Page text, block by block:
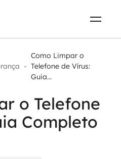
CONTATO
-
Como Limpar o
Telefone de Vírus:
Guia...
o Telefone
Completo